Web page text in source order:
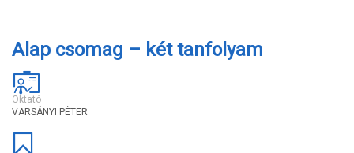
Alap csomag – két tanfolyam
Oktató
VARSÁNYI PÉTER